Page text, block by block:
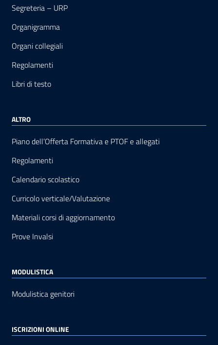
Segreteria – URP
Organigramma
Organi collegiali
Regolamenti
Libri di testo
ALTRO
Piano dell’Offerta Formativa e PTOF e allegati
Regolamenti
Calendario scolastico
Curricolo verticale/Valutazione
Materiali corsi di aggiornamento
Prove Invalsi
MODULISTICA
Modulistica genitori
ISCRIZIONI ONLINE